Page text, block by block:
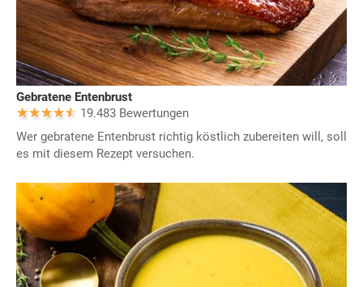
Gebratene Entenbrust
19.483 Bewertungen
Wer gebratene Entenbrust richtig köstlich zubereiten will, soll
es mit diesem Rezept versuchen.